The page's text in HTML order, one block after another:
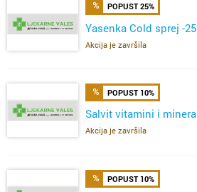
POPUST 25%
Yasenka Cold sprej -
Akcija je završila
POPUST 10%
Salvit vitamini i
Akcija je završila
POPUST 10%